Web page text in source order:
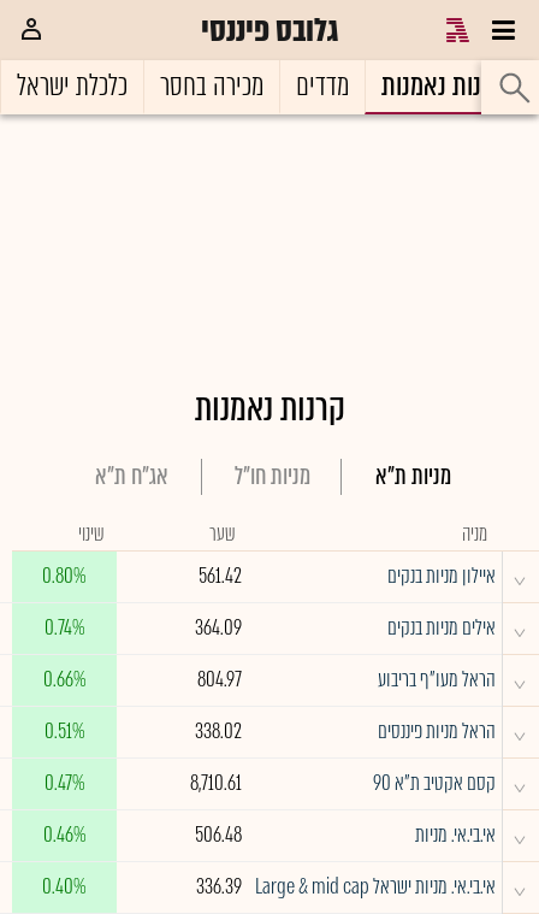
גלובס פיננסי
קרנות נאמנות מדדים מכירה בחסר כלכלת ישראל
קרנות נאמנות
מניות ת"א מניות חו"ל אג"ח ת"א
מניה שער שינוי
^ איילון מניות בנקים 561.42
0.80%
^ אילים מניות בנקים 364.09
0.74%
^ הראל מעו"ף בריבוע 804.97
0.66%
^ הראל מניות פיננסים 338.02
0.51%
^ קסם אקטיב ת"א 90 8,710.61
0.47%
^ אי.בי.אי. מניות 506.48
0.46%
^ אי.בי.אי. מניות ישראל Large & mid cap 336.39
0.40%